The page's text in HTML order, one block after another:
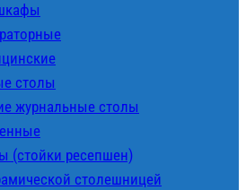
столы
журнальные столы
(стойки ресепшен)
столешницей